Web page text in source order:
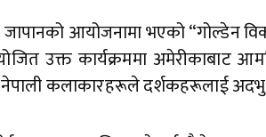
आयोजनामा भएको “गोल्डेन
उक्त कार्यक्रममा अमेरीकाबाट
नेपाली कलाकारहरूले दर्शकहरूलाई